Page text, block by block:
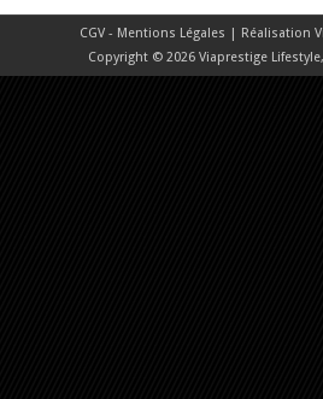
CGV - Mentions Légales | Réalisation
Copyright © 2026 Viaprestige